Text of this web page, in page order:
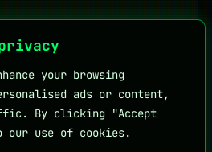
your browsing
ads or content,
By clicking "Accept
use of cookies.